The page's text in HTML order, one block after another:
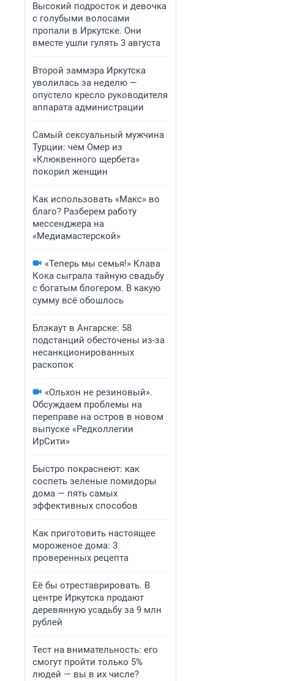
Высокий подросток и девочка
с голубыми волосами
пропали в Иркутске. Они
вместе ушли гулять 3 августа
Второй заммэра Иркутска
уволилась за неделю —
опустело кресло руководителя
аппарата администрации
Самый сексуальный мужчина
Турции: чем Омер из
«Клюквенного щербета»
покорил женщин
Как использовать «Макс» во
благо? Разберем работу
мессенджера на
«Медиамастерской»
«Теперь мы семья!» Клава
Кока сыграла тайную свадьбу
с богатым блогером. В какую
сумму всё обошлось
Блэкаут в Ангарске: 58
подстанций обесточены из-за
несанкционированных
раскопок
«Ольхон не резиновый».
Обсуждаем проблемы на
переправе на остров в новом
выпуске «Редколлегии
ИрСити»
Быстро покраснеют: как
соспеть зеленые помидоры
дома — пять самых
эффективных способов
Как приготовить настоящее
мороженое дома: 3
проверенных рецепта
Её бы отреставрировать. В
центре Иркутска продают
деревянную усадьбу за 9 млн
рублей
Тест на внимательность: его
смогут пройти только 5%
людей — вы в их числе?